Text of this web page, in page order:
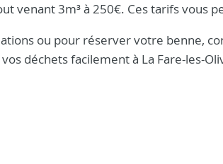
venant 3m³ à 250€. Ces tarifs
ou pour réserver votre benne,
vos déchets facilement à La Fare-les-